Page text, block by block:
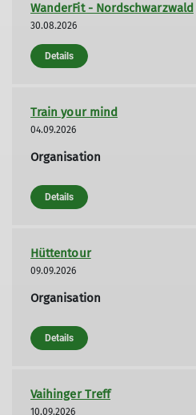
WanderFit - Nordschwarzwald
30.08.2026
Details
Train your mind
04.09.2026
Organisation
Details
Hüttentour
09.09.2026
Organisation
Details
Vaihinger Treff
10.09.2026